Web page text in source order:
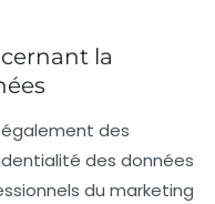
la
des
des données
du marketing